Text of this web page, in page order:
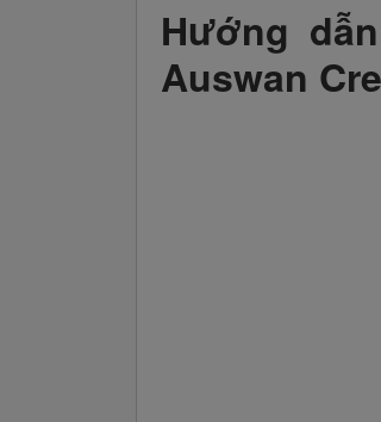
Hướng
Auswan